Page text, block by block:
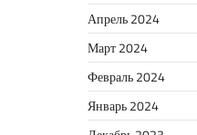
Апрель 2024
Март 2024
Февраль 2024
Январь 2024